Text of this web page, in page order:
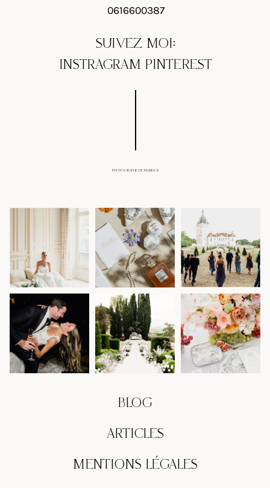
0616600387
SUIVEZ MOI:
INSTRAGRAM PINTEREST
PHOTOGRAPHE DE MARIAGE
BLOG
ARTICLES
MENTIONS LÉGALES